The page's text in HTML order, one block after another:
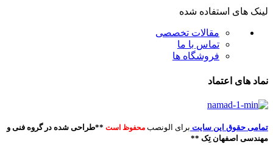
لینک های استفاده شده
مقالات تخصصی
تماس با ما
فروشگاه ها
نماد های اعتماد
تمامی حقوق این سایت برای الونصب محفوظ است **طراحی شده در گروه فنی و
مهندسی اصفهان تِک **